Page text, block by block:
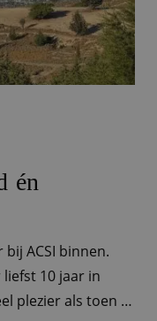
én
ACSI binnen.
10 jaar in
plezier als toen ze